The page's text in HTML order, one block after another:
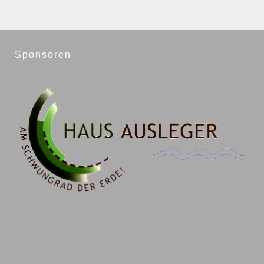
Sponsoren